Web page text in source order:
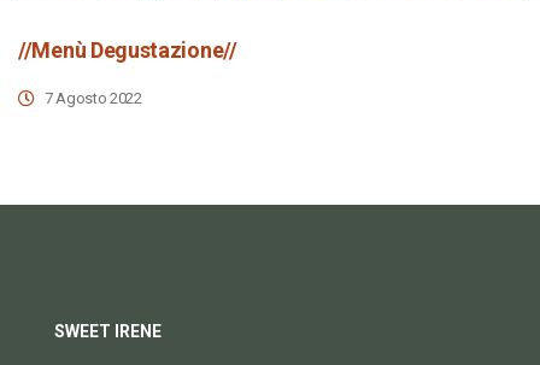
//Menù Degustazione//
7 Agosto 2022
SWEET IRENE